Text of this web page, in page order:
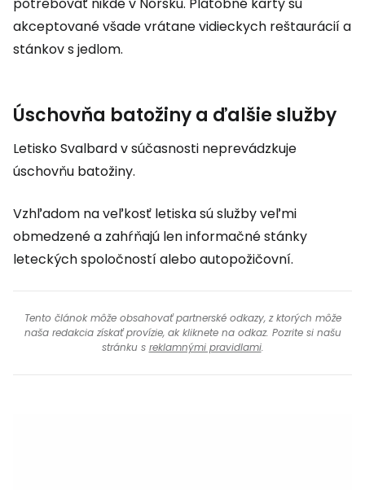
akceptované všade vrátane vidieckych reštaurácií a
stánkov s jedlom.
Úschovňa batožiny a ďalšie služby
Letisko Svalbard v súčasnosti neprevádzkuje
úschovňu batožiny.
Vzhľadom na veľkosť letiska sú služby veľmi
obmedzené a zahŕňajú len informačné stánky
leteckých spoločností alebo autopožičovní.
Tento článok môže obsahovať partnerské odkazy, z ktorých môže
naša redakcia získať provízie, ak kliknete na odkaz. Pozrite si našu
stránku s reklamnými pravidlami.